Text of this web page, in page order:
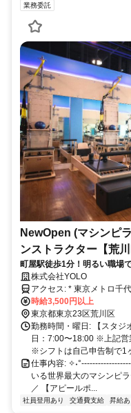
業務委託
NewOpen (マシンピ
ンストラクター【荒
町屋駅徒歩1分！明るい職場
株式会社YOLO
アクセス: * 東京メトロ千代田線 町屋駅 徒歩1分 * 京成本線 町屋
駅 徒歩1分
時給3,500円以上
東京都東京23区荒川区
勤務時間・曜日: 【スタジ
日：7:00〜18:00 ※上記営
※シフトは自己申告制で1
仕事内容:
いる世界最大のマシンピ
／ 【アピールポ...
社員登用あり 交通費支給 昇給あ